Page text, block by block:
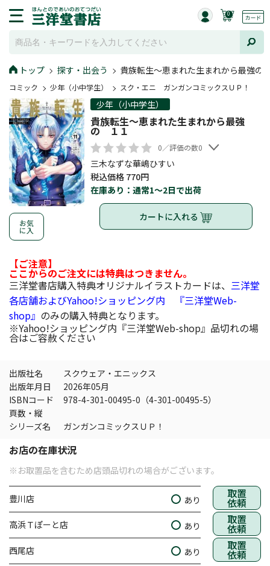
0
トップ 探す・出会う 貴族転生～恵まれた生まれから最強
コミック 少年（小中学生） スク・エニ ガンガンコミックスＵＰ！
お気
に入
少年（小中学生）
貴族転生～恵まれた生まれから最強
の １１
0／評価の数0
三木なずな華嶋ひすい
税込価格 770円
在庫あり：通常1～2日で出荷
カートに入れる
【ご注意】
ここからのご注文には特典はつきません。
三洋堂書店購入特典オリジナルイラストカードは、 三洋堂
各店舗およびYahoo!ショッピング内 『三洋堂Web-
shop』 のみの購入特典となります。
※Yahoo!ショッピング内『三洋堂Web-shop』品切れの場
合はご容赦ください
出版社名
スクウェア・エニックス
出版年月日
2026年05月
ISBNコード
978-4-301-00495-0（4-301-00495-5）
頁数・縦
シリーズ名
ガンガンコミックスＵＰ！
お店の在庫状況
※お取置品を含むため店頭品切れの場合がございます。
豊川店 あり 取置
依頼
高浜Ｔぽーと店 あり 取置
依頼
西尾店 あり 取置
依頼